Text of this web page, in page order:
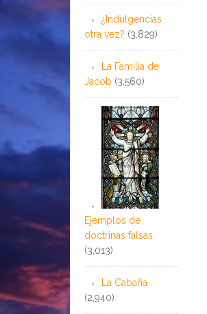
¿Indulgencias
otra vez? (3,829)
La Familia de
Jacob (3,560)
Ejemplos de
doctrinas falsas
(3,013)
La Cabaña
(2,940)